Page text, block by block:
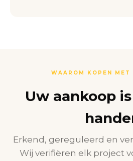
WAAROM KOPEN MET
Uw aankoop
Erkend, gereguleerd en
Wij verifiëren elk project